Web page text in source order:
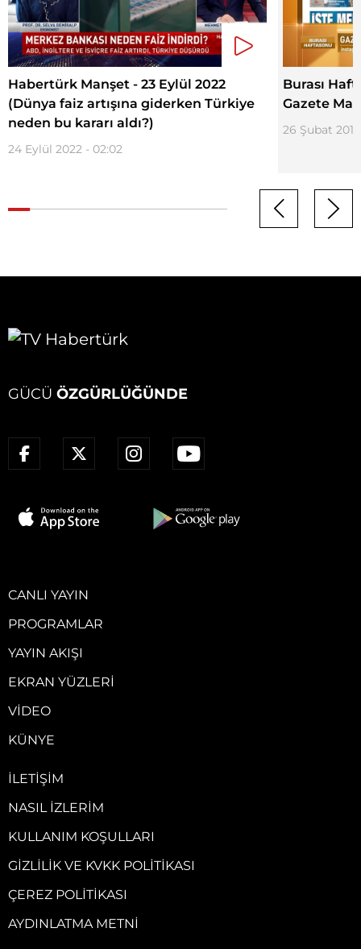
Habertürk Manşet - 23 Eylül 2022
(Dünya faiz artışına giderken Türkiye
neden bu kararı aldı?)
24 Eylül 2022 - 02:02
Burası
Gazete
26 Şubat
GÜCÜ ÖZGÜRLÜĞÜNDE
CANLI YAYIN
PROGRAMLAR
YAYIN AKIŞI
EKRAN YÜZLERI
VIDEO
KÜNYE
İLETIŞIM
NASIL İZLERIM
KULLANIM KOŞULLARI
GIZLILIK VE KVKK POLITIKASI
ÇEREZ POLITIKASI
AYDINLATMA METNI